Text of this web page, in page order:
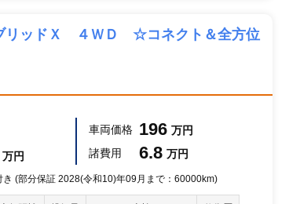
リッドＸ ４ＷＤ ☆コネクト＆全方位
万円
車両価格 196 万円
諸費用
6.8 万円
き (部分保証 2028(令和10)年09月まで：60000km)